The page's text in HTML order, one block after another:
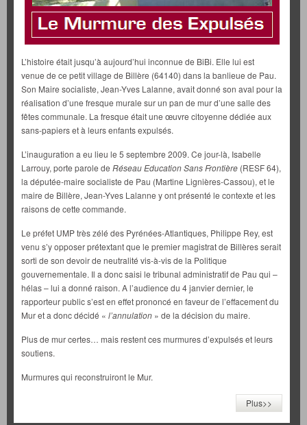
L’histoire était jusqu’à aujourd’hui inconnue de BiBi. Elle lui est
venue de ce petit village de Billère (64140) dans la banlieue de Pau.
Son Maire socialiste, Jean-Yves Lalanne, avait donné son aval pour la
réalisation d’une fresque murale sur un pan de mur d’une salle des
fêtes communale. La fresque était une œuvre citoyenne dédiée aux
sans-papiers et à leurs enfants expulsés.
L’inauguration a eu lieu le 5 septembre 2009. Ce jour-là, Isabelle
Larrouy, porte parole de Réseau Education Sans Frontière (RESF 64),
la députée-maire socialiste de Pau (Martine Lignières-Cassou), et le
maire de Billère, Jean-Yves Lalanne y ont présenté le contexte et les
raisons de cette commande.
Le préfet UMP très zélé des Pyrénées-Atlantiques, Philippe Rey, est
venu s’y opposer prétextant que le premier magistrat de Billères serait
sorti de son devoir de neutralité vis-à-vis de la Politique
gouvernementale. Il a donc saisi le tribunal administratif de Pau qui –
hélas – lui a donné raison. A l’audience du 4 janvier dernier, le
rapporteur public s’est en effet prononcé en faveur de l’effacement du
Mur et a donc décidé « l’annulation » de la décision du maire.
Plus de mur certes… mais restent ces murmures d’expulsés et leurs
soutiens.
Murmures qui reconstruiront le Mur.
Plus>>